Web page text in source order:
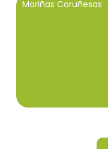
Mariñas Coruñesas